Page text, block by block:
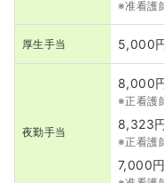
※准看護
厚生手当 5,000
夜勤手当
8,000
※正看護
8,323
※正看護
7,000円